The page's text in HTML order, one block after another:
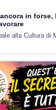
in forse,
alla Cultura di